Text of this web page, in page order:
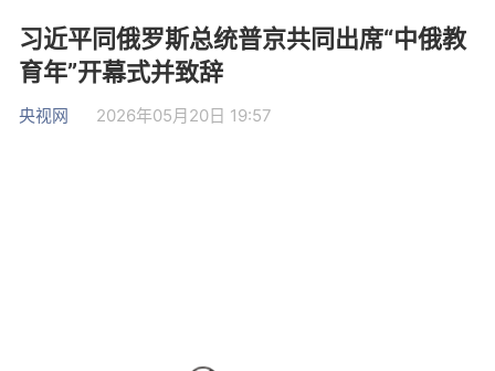
习近平同俄罗斯总统普京共同出席“中俄教
育年”开幕式并致辞
央视网 2026年05月20日 19:57